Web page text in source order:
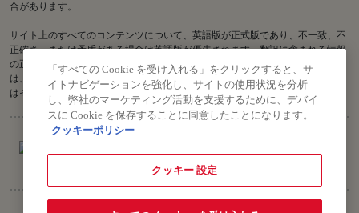
合があります。
サイト上のすべてのコンテンツについて、英語版が正式版であり、不一致、不
正確さ、または矛盾がある場合は英語版が優先されます。翻訳に含まれる情報
の正確性に関してご質問がある場合は、英語版をご参照ください。Air India
は、古い翻訳または不正確な翻訳に関連する、またはそれらから生じる、また
はそれらに関連する損失または請求について責任を負いません。
「すべての Cookie を受け入れる」をクリックすると、サ
イトナビゲーションを強化し、サイトの使用状況を分析
し、弊社のマーケティング活動を支援するために、デバイ
スに Cookie を保存することに同意したことになります。
クッキーポリシー
クッキー 設定